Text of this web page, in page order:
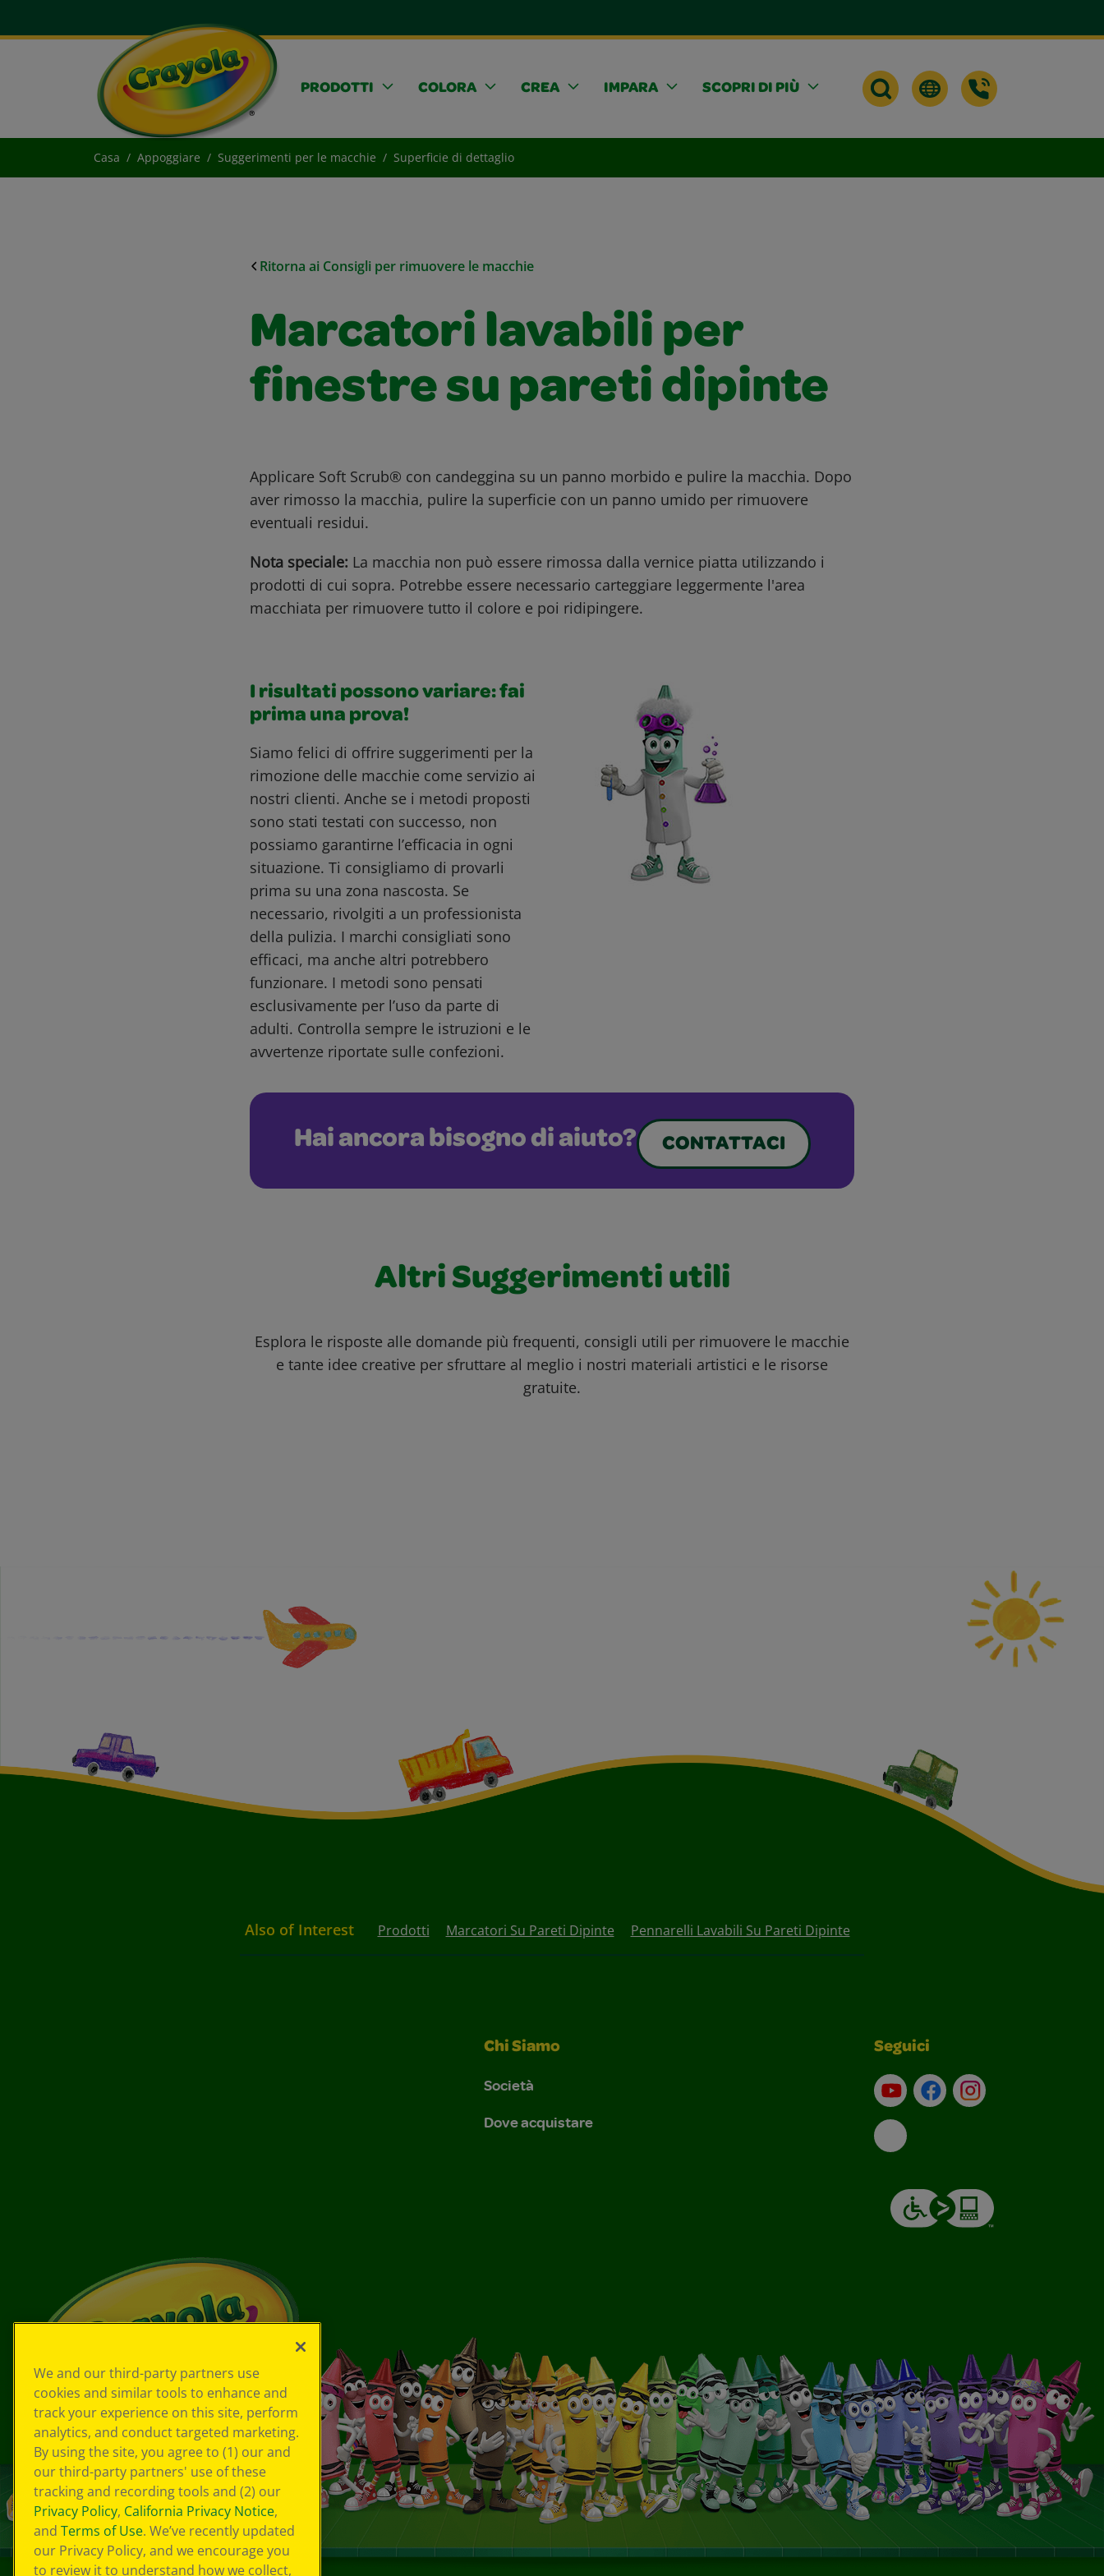
PRODOTTI COLORA CREA IMPARA SCOPRI DI PIÙ
Casa Appoggiare Suggerimenti per le macchie Superficie di dettaglio
Ritorna ai Consigli per rimuovere le macchie
Marcatori lavabili per
finestre su pareti dipinte
Applicare Soft Scrub® con candeggina su un panno morbido e pulire la macchia. Dopo
aver rimosso la macchia, pulire la superficie con un panno umido per rimuovere
eventuali residui.
Nota speciale: La macchia non può essere rimossa dalla vernice piatta utilizzando i
prodotti di cui sopra. Potrebbe essere necessario carteggiare leggermente l'area
macchiata per rimuovere tutto il colore e poi ridipingere.
I risultati possono variare: fai
prima una prova!
Siamo felici di offrire suggerimenti per la
rimozione delle macchie come servizio ai
nostri clienti. Anche se i metodi proposti
sono stati testati con successo, non
possiamo garantirne l’efficacia in ogni
situazione. Ti consigliamo di provarli
prima su una zona nascosta. Se
necessario, rivolgiti a un professionista
della pulizia. I marchi consigliati sono
efficaci, ma anche altri potrebbero
funzionare. I metodi sono pensati
esclusivamente per l’uso da parte di
adulti. Controlla sempre le istruzioni e le
avvertenze riportate sulle confezioni.
Hai ancora bisogno di aiuto? CONTATTACI
Altri Suggerimenti utili
Esplora le risposte alle domande più frequenti, consigli utili per rimuovere le macchie
e tante idee creative per sfruttare al meglio i nostri materiali artistici e le risorse
gratuite.
Also of Interest Prodotti Marcatori Su Pareti Dipinte Pennarelli Lavabili Su Pareti Dipinte
Chi Siamo
Società
Dove acquistare
Seguici
Su YouTube
ContattiProfilo Instagram
Email
We and our third-party partners use
cookies and similar tools to enhance and
track your experience on this site, perform
analytics, and conduct targeted marketing.
By using the site, you agree to (1) our and
our third-party partners' use of these
tracking and recording tools and (2) our
Privacy Policy, California Privacy Notice,
and Terms of Use. We’ve recently updated
our Privacy Policy, and we encourage you
to review it to understand how we collect,